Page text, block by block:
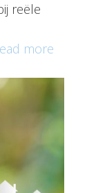
reële
more